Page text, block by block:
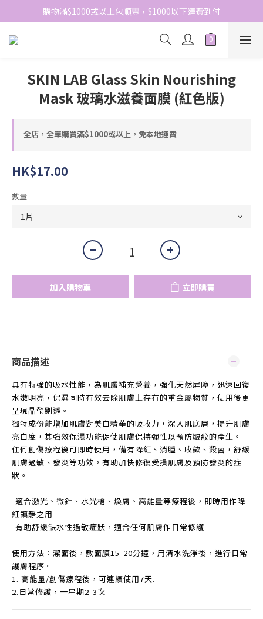
網站免費登記會員，會員優惠價於結帳時自動扣減
購物滿$1000或以上包順豐，$1000以下運費到付
網站免費登記會員，會員優惠價於結帳時自動扣減
SKIN LAB Glass Skin Nourishing
Mask 玻璃水滋養面膜 (紅色版)
全店，全單購買滿$1000或以上，免本地運費
HK$17.00
數量
加入購物車 立即購買
商品描述
具有特強的吸水性能，為肌膚補充營養，強化天然屏障，迅速回復
水嫩明亮，保濕同時有效去除肌膚上存有的重金屬物質，使用後更
呈現晶瑩剔透。
獨特成份能增加肌膚對美白精華的吸收力，深入肌底層，提升肌膚
亮白度，其強效保濕功能促使肌膚保持彈性以預防皺紋的產生。
任何創傷療程後可即時使用，備有降紅、消腫、收歛、殺菌，舒緩
肌膚過敏、發炎等功效，有助加快修復受損肌膚及預防發炎的症
狀。
-適合激光、微針、水光槍、煥膚、高能量等療程後，即時用作降
紅鎮靜之用
-有助舒緩缺水性過敏症狀，適合任何肌膚作日常修護
使用方法：潔面後，敷面膜15-20分鐘，用清水洗淨後，進行日常
護膚程序。
1. 高能量/創傷療程後，可連續使用7天.
2.日常修護，一星期2-3次